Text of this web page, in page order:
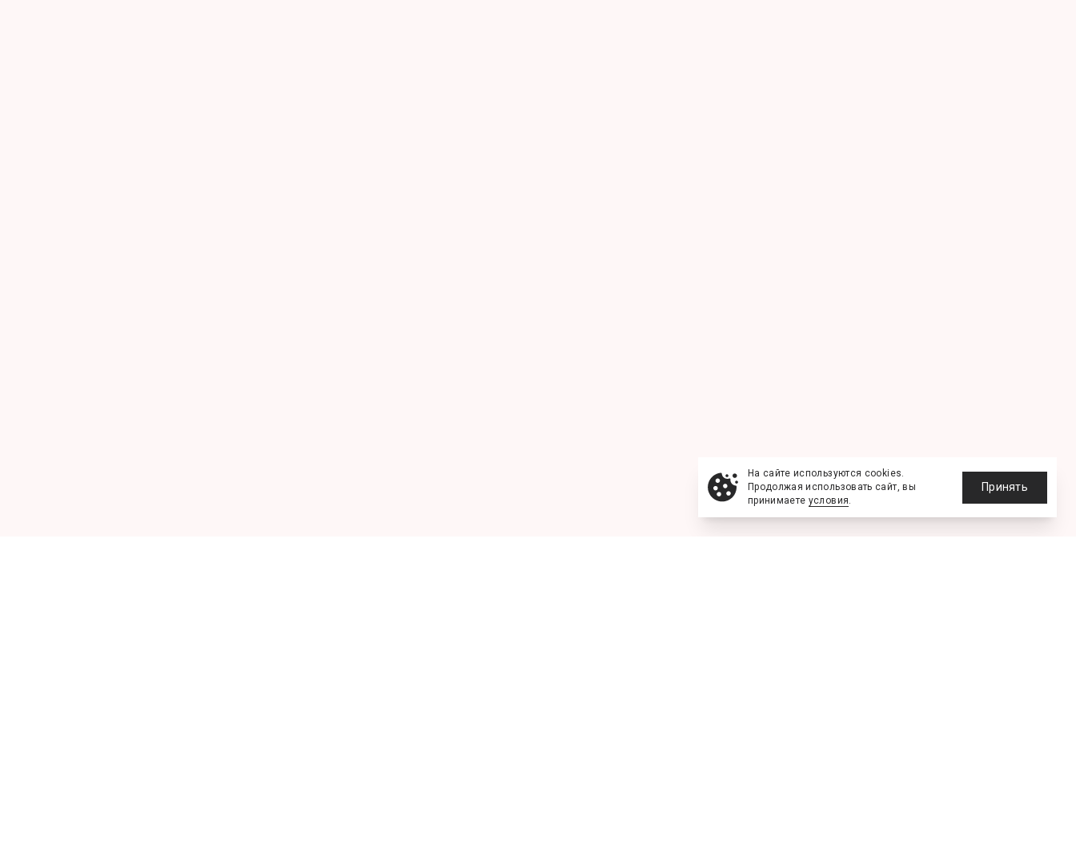
На сайте используются cookies.
Продолжая использовать сайт, вы
принимаете условия.
Принять